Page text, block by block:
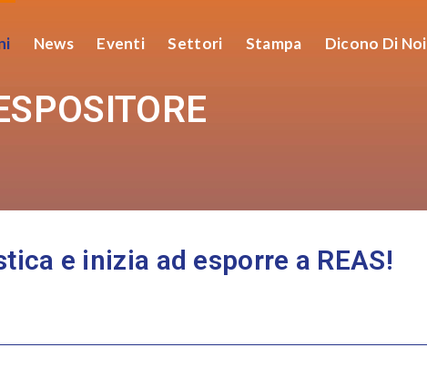
News Eventi Settori Stampa Dicono Di Noi
e inizia ad esporre a REAS!